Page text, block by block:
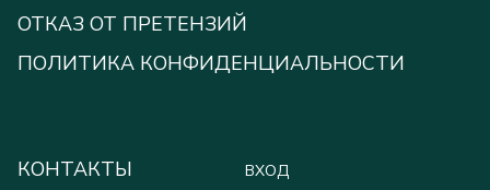
ОТКАЗ ОТ ПРЕТЕНЗИЙ
ПОЛИТИКА КОНФИДЕНЦИАЛЬНОСТИ
КОНТАКТЫ ВХОД